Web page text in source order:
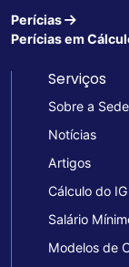
Perícias
Perícias em
Serviços
Sobre a
Notícias
Artigos
Cálculo do
Salário
Modelos de